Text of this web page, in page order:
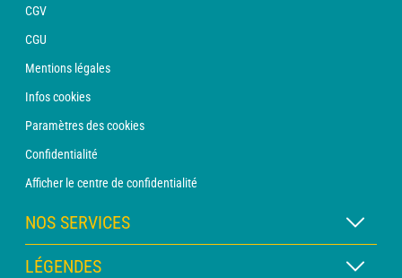
CGV
CGU
Mentions légales
Infos cookies
Paramètres des cookies
Confidentialité
Afficher le centre de confidentialité
NOS SERVICES
Abonnement METEO Xpert
LÉGENDES